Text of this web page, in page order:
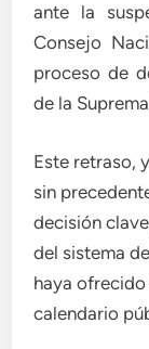
ante la
Consejo
proceso de
de la
Este retraso,
sin
decisión
del sistema
haya ofrecido
calendario